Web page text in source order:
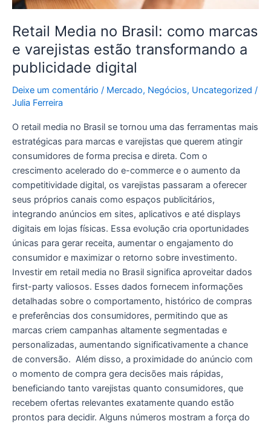
Retail Media no Brasil: como marcas
e varejistas estão transformando a
publicidade digital
Deixe um comentário / Mercado, Negócios, Uncategorized /
Julia Ferreira
O retail media no Brasil se tornou uma das ferramentas mais
estratégicas para marcas e varejistas que querem atingir
consumidores de forma precisa e direta. Com o
crescimento acelerado do e-commerce e o aumento da
competitividade digital, os varejistas passaram a oferecer
seus próprios canais como espaços publicitários,
integrando anúncios em sites, aplicativos e até displays
digitais em lojas físicas. Essa evolução cria oportunidades
únicas para gerar receita, aumentar o engajamento do
consumidor e maximizar o retorno sobre investimento.
Investir em retail media no Brasil significa aproveitar dados
first-party valiosos. Esses dados fornecem informações
detalhadas sobre o comportamento, histórico de compras
e preferências dos consumidores, permitindo que as
marcas criem campanhas altamente segmentadas e
personalizadas, aumentando significativamente a chance
de conversão. Além disso, a proximidade do anúncio com
o momento de compra gera decisões mais rápidas,
beneficiando tanto varejistas quanto consumidores, que
recebem ofertas relevantes exatamente quando estão
prontos para decidir. Alguns números mostram a força do
publicidade
digital